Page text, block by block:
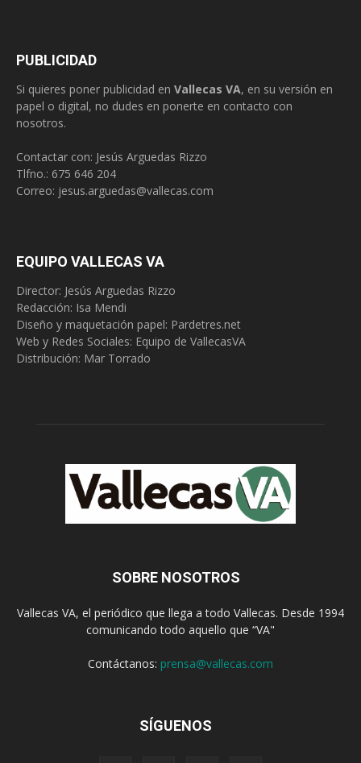
PUBLICIDAD
Si quieres poner publicidad en Vallecas VA, en su versión en
papel o digital, no dudes en ponerte en contacto con
nosotros.
Contactar con: Jesús Arguedas Rizzo
Tlfno.: 675 646 204
Correo: jesus.arguedas@vallecas.com
EQUIPO VALLECAS VA
Director: Jesús Arguedas Rizzo
Redacción: Isa Mendi
Diseño y maquetación papel: Pardetres.net
Web y Redes Sociales: Equipo de VallecasVA
Distribución: Mar Torrado
SOBRE NOSOTROS
Vallecas VA, el periódico que llega a todo Vallecas. Desde 1994
comunicando todo aquello que “VA"
Contáctanos: prensa@vallecas.com
SÍGUENOS